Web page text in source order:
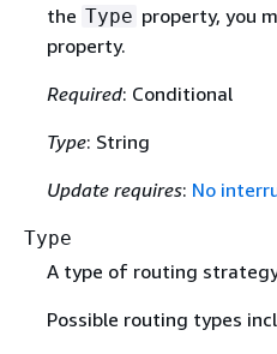
the Type property, you
property.
Required: Conditional
Type: String
Update requires: No
Type
A type of routing
Possible routing types